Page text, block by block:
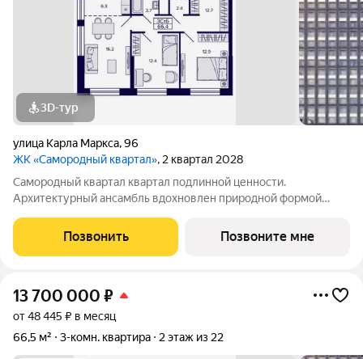
3D-тур
улица Карла Маркса,96
ЖК «Самородный квартал», 2 квартал 2028
Самородный квартал квартал подлинной ценности.
Архитектурный ансамбль вдохновлен природной формой
геометрией фасадов. Внутренний двор и места общего
пользования также содержат стилистические
Позвонить Позвоните мне
13 700 000 ₽
от 48 445 ₽ в месяц
66,5 м²
3-комн. квартира 2 этаж из 22